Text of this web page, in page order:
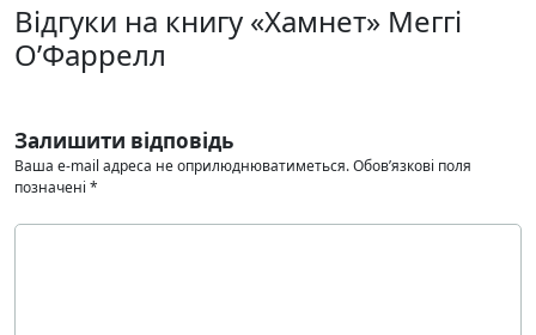
Відгуки на книгу «Хамнет» Меггі
О’Фаррелл
Залишити відповідь
Ваша e-mail адреса не оприлюднюватиметься.Обов’язкові поля
позначені *